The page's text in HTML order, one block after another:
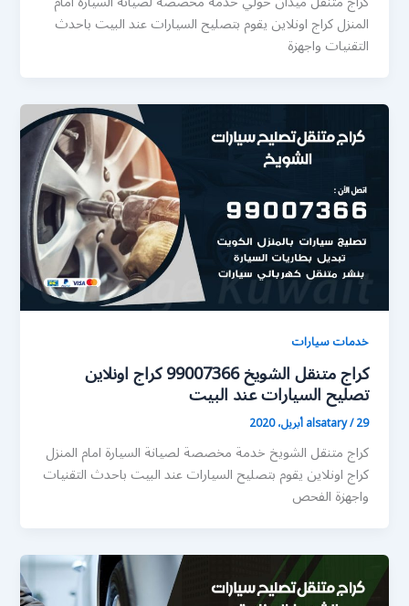
المنزل كراج اونلاين يقوم بتصليح السيارات عند البيت باحدث
التقنيات واجهزة
خدمات سيارات
كراج متنقل الشويخ 99007366 كراج اونلاين
تصليح السيارات عند البيت
alsatary/29 أبريل، 2020
كراج متنقل الشويخ خدمة مخصصة لصيانة السيارة امام المنزل
كراج اونلاين يقوم بتصليح السيارات عند البيت باحدث التقنيات
واجهزة الفحص